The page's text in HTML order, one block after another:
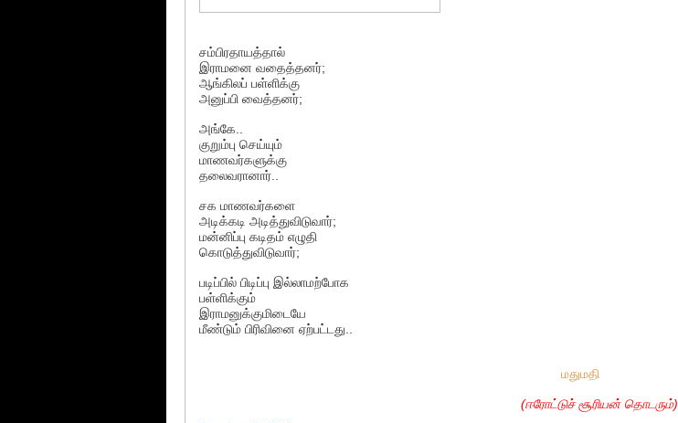
சம்பிரதாயத்தால்
இராமனை வதைத்தனர்;
ஆங்கிலப் பள்ளிக்கு
அனுப்பி வைத்தனர்;
அங்கே..
குறும்பு செய்யும்
மாணவர்களுக்கு
தலைவரானார்..
சக மாணவர்களை
அடிக்கடி அடித்துவிடுவார்;
மன்னிப்பு கடிதம் எழுதி
கொடுத்துவிடுவார்;
படிப்பில் பிடிப்பு இல்லாமற்போக
பள்ளிக்கும்
இராமனுக்குமிடையே
மீண்டும் பிரிவினை ஏற்பட்டது..
மதுமதி
(ஈரோட்டுச் சூரியன் தொடரும்)